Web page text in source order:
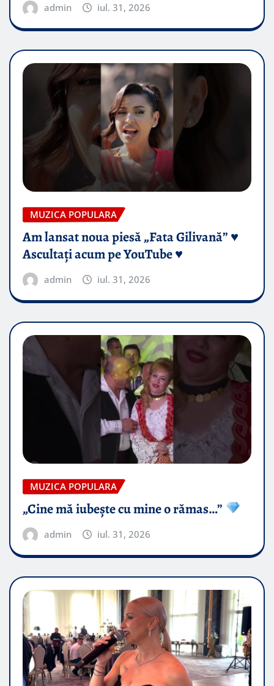
admin iul. 31, 2026
MUZICA POPULARA
Am lansat noua piesă „Fata Gilivană” ♥️
Ascultați acum pe YouTube ♥️
admin iul. 31, 2026
MUZICA POPULARA
„Cine mă iubește cu mine o rămas…”
admin iul. 31, 2026